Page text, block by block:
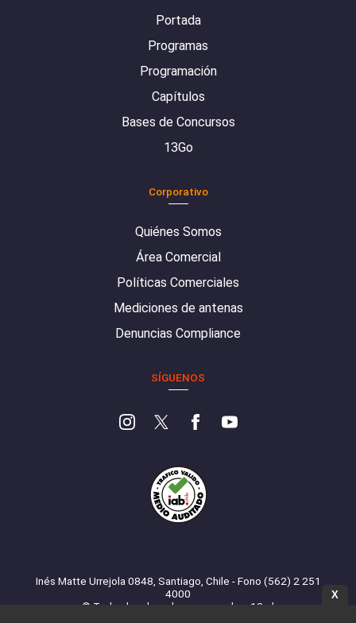
Portada
Programas
Programación
Capítulos
Bases de Concursos
13Go
Corporativo
Quiénes Somos
Área Comercial
Políticas Comerciales
Mediciones de antenas
Denuncias Compliance
SÍGUENOS
Inés Matte Urrejola 0848, Santiago, Chile - Fono (562) 2 251
4000
© Todos los derechos reservados. 13.cl
X